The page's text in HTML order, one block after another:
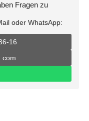
Fragen zu
oder WhatsApp:
16